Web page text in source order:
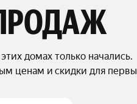
домах только начались.
ценам и скидки для